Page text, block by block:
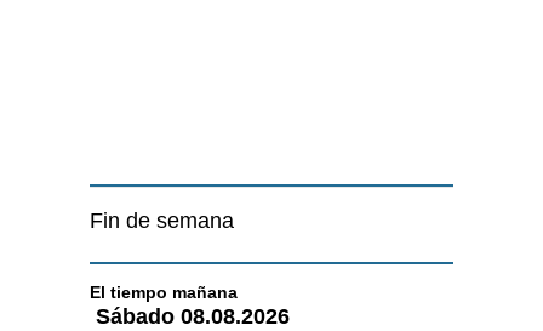
Fin de semana
El tiempo mañana
Sábado 08.08.2026